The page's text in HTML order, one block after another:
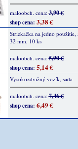
maloobch. cena:3,90 €
shop cena: 3,38 €
Striekačka na jedno
32 mm, 10 ks
maloobch. cena:5,90 €
shop cena: 5,14 €
Vysokozdvižný vozík, sada
maloobch. cena:7,46 €
shop cena: 6,49 €